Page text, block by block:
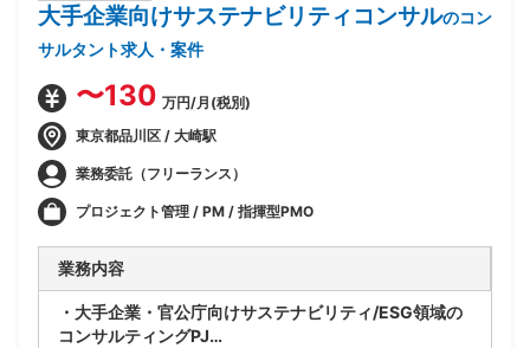
大手企業向けサステナビリティコンサルのコン
サルタント求人・案件
〜130 万円/月(税別)
東京都品川区 / 大崎駅
業務委託（フリーランス）
プロジェクト管理 / PM / 指揮型PMO
業務内容
・大手企業・官公庁向けサステナビリティ/ESG領域の
コンサルティングPJ